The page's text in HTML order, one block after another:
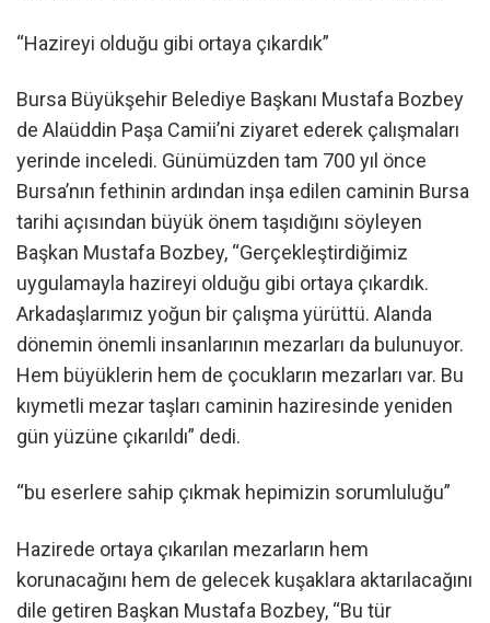
“Hazireyi olduğu gibi ortaya çıkardık”
Bursa Büyükşehir Belediye Başkanı Mustafa Bozbey
de Alaüddin Paşa Camii’ni ziyaret ederek çalışmaları
yerinde inceledi. Günümüzden tam 700 yıl önce
Bursa’nın fethinin ardından inşa edilen caminin Bursa
tarihi açısından büyük önem taşıdığını söyleyen
Başkan Mustafa Bozbey, “Gerçekleştirdiğimiz
uygulamayla hazireyi olduğu gibi ortaya çıkardık.
Arkadaşlarımız yoğun bir çalışma yürüttü. Alanda
dönemin önemli insanlarının mezarları da bulunuyor.
Hem büyüklerin hem de çocukların mezarları var. Bu
kıymetli mezar taşları caminin haziresinde yeniden
gün yüzüne çıkarıldı” dedi.
“bu eserlere sahip çıkmak hepimizin sorumluluğu”
Hazirede ortaya çıkarılan mezarların hem
korunacağını hem de gelecek kuşaklara aktarılacağını
dile getiren Başkan Mustafa Bozbey, “Bu tür